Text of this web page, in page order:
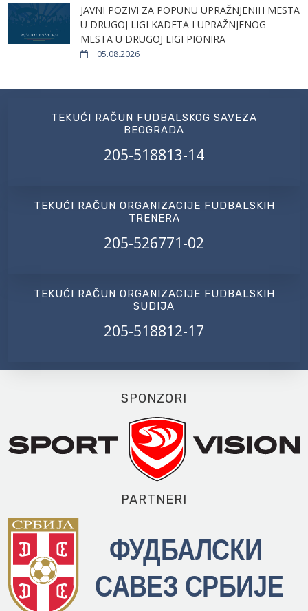
JAVNI POZIVI ZA POPUNU UPRAŽNJENIH MESTA
U DRUGOJ LIGI KADETA I UPRAŽNJENOG
MESTA U DRUGOJ LIGI PIONIRA
05.08.2026
TEKUĆI RAČUN FUDBALSKOG SAVEZA
BEOGRADA
205-518813-14
TEKUĆI RAČUN ORGANIZACIJE FUDBALSKIH
TRENERA
205-526771-02
TEKUĆI RAČUN ORGANIZACIJE FUDBALSKIH
SUDIJA
205-518812-17
SPONZORI
PARTNERI